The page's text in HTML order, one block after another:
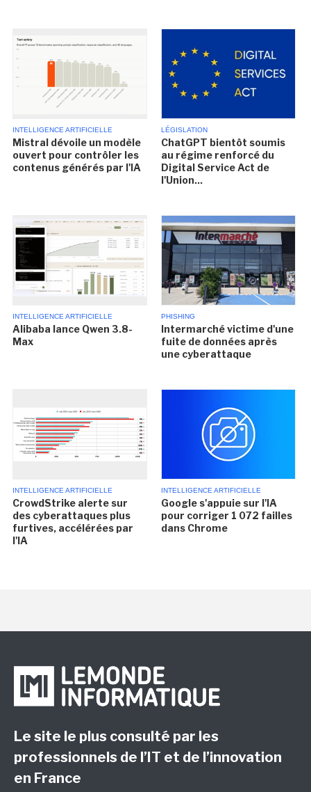
INTELLIGENCE ARTIFICIELLE
Mistral dévoile un modèle
ouvert pour contrôler les
contenus générés par l'IA
LÉGISLATION
ChatGPT bientôt soumis
au régime renforcé du
Digital Service Act de
l'Union...
INTELLIGENCE ARTIFICIELLE
Alibaba lance Qwen 3.8-
Max
PHISHING
Intermarché victime d'une
fuite de données après
une cyberattaque
INTELLIGENCE ARTIFICIELLE
CrowdStrike alerte sur
des cyberattaques plus
furtives, accélérées par
l'IA
INTELLIGENCE ARTIFICIELLE
Google s'appuie sur l'IA
pour corriger 1 072 failles
dans Chrome
Le site le plus consulté par les
professionnels de l’IT et de l’innovation
en France